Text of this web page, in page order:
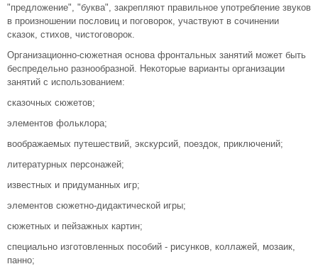
"предложение", "буква", закрепляют правильное употребление звуков
в произношении пословиц и поговорок, участвуют в сочинении
сказок, стихов, чистоговорок.
Организационно-сюжетная основа фронтальных занятий может быть
беспредельно разнообразной. Некоторые варианты организации
занятий с использованием:
сказочных сюжетов;
элементов фольклора;
воображаемых путешествий, экскурсий, поездок, приключений;
литературных персонажей;
известных и придуманных игр;
элементов сюжетно-дидактической игры;
сюжетных и пейзажных картин;
специально изготовленных пособий - рисунков, коллажей, мозаик,
панно;